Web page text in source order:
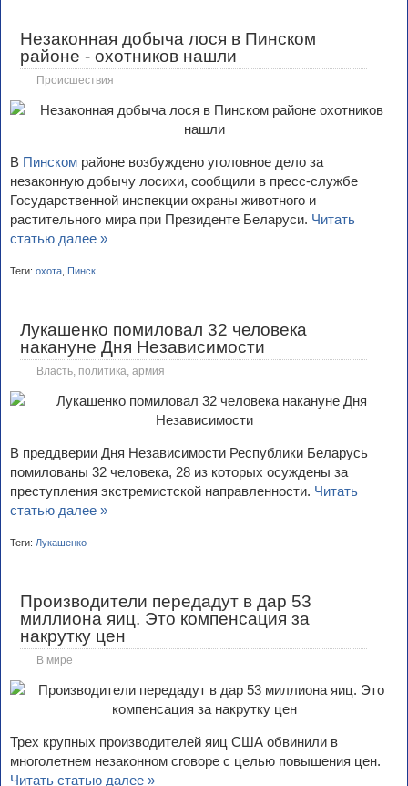
Незаконная добыча лося в Пинском
районе - охотников нашли
Происшествия
В Пинском районе возбуждено уголовное дело за
незаконную добычу лосихи, сообщили в пресс-службе
Государственной инспекции охраны животного и
растительного мира при Президенте Беларуси. Читать
статью далее »
Теги: охота Пинск
Лукашенко помиловал 32 человека
накануне Дня Независимости
Власть, политика, армия
В преддверии Дня Независимости Республики Беларусь
помилованы 32 человека, 28 из которых осуждены за
преступления экстремистской направленности. Читать
статью далее »
Теги: Лукашенко
Производители передадут в дар 53
миллиона яиц. Это компенсация за
накрутку цен
В мире
Трех крупных производителей яиц США обвинили в
многолетнем незаконном сговоре с целью повышения цен.
Читать статью далее »